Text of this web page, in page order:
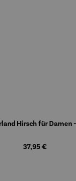
Hirsch für Damen
Regulärer Preis:
37,95 €